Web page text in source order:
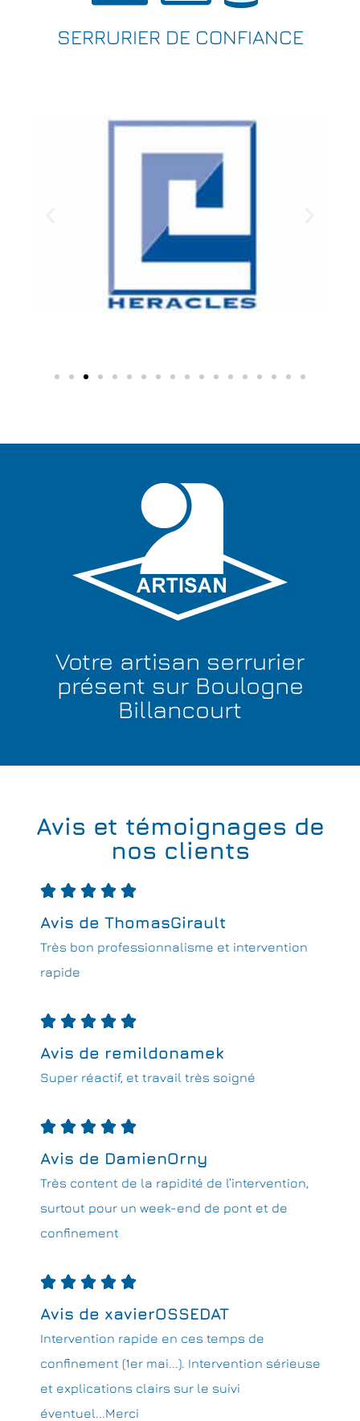
SERRURIER DE CONFIANCE
Votre artisan serrurier
présent sur Boulogne
Billancourt
Avis et témoignages de
nos clients
    
Avis de ThomasGirault
Très bon professionnalisme et intervention
rapide
    
Avis de remildonamek
Super réactif, et travail très soigné
    
Avis de DamienOrny
Très content de la rapidité de l’intervention,
surtout pour un week-end de pont et de
confinement
    
Avis de xavierOSSEDAT
Intervention rapide en ces temps de
confinement (1er mai...). Intervention sérieuse
et explications clairs sur le suivi
éventuel...Merci